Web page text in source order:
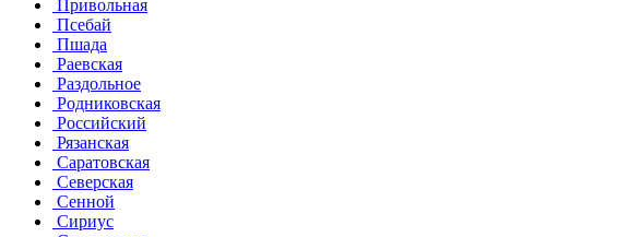
Привольная
Псебай
Пшада
Раевская
Раздольное
Родниковская
Российский
Рязанская
Саратовская
Северская
Сенной
Сириус